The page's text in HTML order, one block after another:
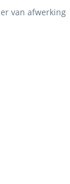
van afwerking